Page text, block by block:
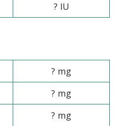
? IU
? mg
? mg
? mg